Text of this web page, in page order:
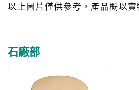
以上圖片僅供參考，產品概以實
石廠部